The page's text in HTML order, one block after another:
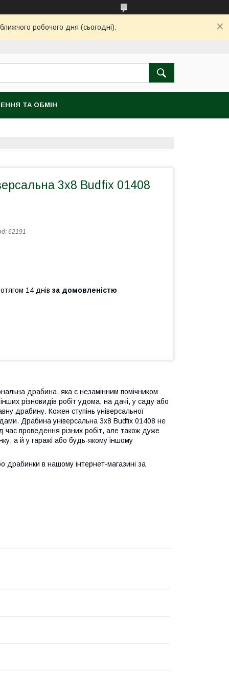
робочого дня (сьогодні).
ТА ОБМІН
3х8 Budfix 01408
62191
14 днів за домовленістю
драбина, яка є незамінним помічником
різновидів робіт удома, на дачі, у саду або
драбину. Кожен ступінь універсальної
Драбина універсальна 3х8 Budfix 01408 не
проведення різних робіт, але також дуже
а й у гаражі або будь-якому іншому
в нашому інтернет-магазині за